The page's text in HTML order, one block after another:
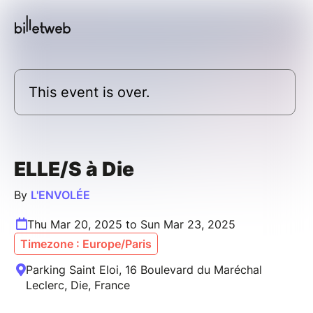
This event is over.
ELLE/S à Die
By L'ENVOLÉE
Thu Mar 20, 2025 to Sun Mar 23, 2025
Timezone : Europe/Paris
Parking Saint Eloi, 16 Boulevard du Maréchal
Leclerc, Die, France